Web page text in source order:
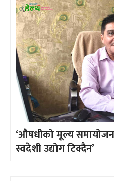
‘औषधीको मूल्य
स्वदेशी उद्योग टिक्दैन’